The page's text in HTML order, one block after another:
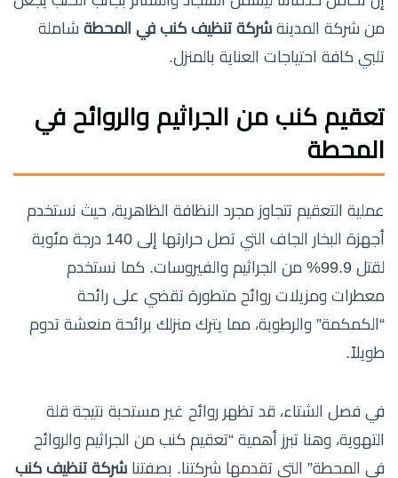
من شركة المدينة شركة تنظيف كنب في المحطة شاملة
تلبي كافة احتياجات العناية بالمنزل.
تعقيم كنب من الجراثيم والروائح في
المحطة
عملية التعقيم تتجاوز مجرد النظافة الظاهرية، حيث نستخدم
أجهزة البخار الجاف التي تصل حرارتها إلى 140 درجة مئوية
لقتل 99.9% من الجراثيم والفيروسات. كما نستخدم
معطرات ومزيلات روائح متطورة تقضي على رائحة
“الكمكمة” والرطوبة، مما يترك منزلك برائحة منعشة تدوم
طويلاً.
في فصل الشتاء، قد تظهر روائح غير مستحبة نتيجة قلة
التهوية، وهنا تبرز أهمية “تعقيم كنب من الجراثيم والروائح
في المحطة” التي تقدمها شركتنا. بصفتنا شركة تنظيف كنب